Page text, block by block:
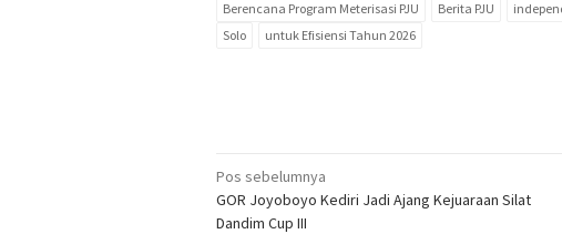
Berencana Program Meterisasi PJU Berita PJU
Solo
untuk Efisiensi Tahun 2026
Navigasi
pos
Pos sebelumnya
GOR Joyoboyo Kediri Jadi Ajang Kejuaraan Silat
Dandim Cup III